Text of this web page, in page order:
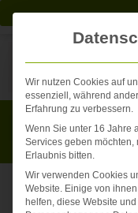
Die Suche ergibt
Wir nutzen Cookies auf
essenziell, während
Erfahrung zu verbessern.
Wenn Sie unter 16 Jahre
Services geben
Erlaubnis bitten.
Wir verwenden Cookies
Website. Einige von
helfen, diese Website